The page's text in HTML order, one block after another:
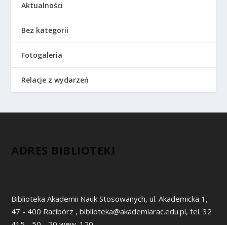
Aktualności
Bez kategorii
Fotogaleria
Relacje z wydarzeń
ADRES BIBLIOTEKI
Biblioteka Akademii Nauk Stosowanych, ul. Akademicka 1,
47 - 400 Racibórz , biblioteka@akademiarac.edu.pl, tel. 32